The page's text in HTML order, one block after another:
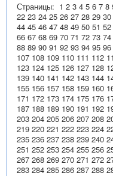
Страницы: 1 2 3 4 5 6 7 8
22 23 24 25 26 27 28 29 30
44 45 46 47 48 49 50 51 52
66 67 68 69 70 71 72 73 74
88 89 90 91 92 93 94 95 96
107 108 109 110 111 112
123 124 125 126 127 128
139 140 141 142 143 144
155 156 157 158 159 160
171 172 173 174 175 176
187 188 189 190 191 192
203 204 205 206 207 208
219 220 221 222 223 224
235 236 237 238 239 240
251 252 253 254 255 256
267 268 269 270 271 272
283 284 285 286 287 288